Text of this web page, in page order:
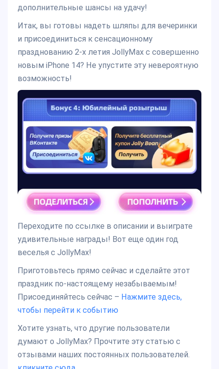
дополнительные шансы на удачу!
Итак, вы готовы надеть шляпы для вечеринки
и присоединиться к сенсационному
празднованию 2-х летия JollyMax с совершенно
новым iPhone 14? Не упустите эту невероятную
возможность!
Переходите по ссылке в описании и выиграте
удивительные награды! Вот еще один год
веселья с JollyMax!
Приготовьтесь прямо сейчас и сделайте этот
праздник по-настоящему незабываемым!
Присоединяйтесь сейчас – Нажмите здесь,
чтобы перейти к событию
Хотите узнать, что другие пользователи
думают о JollyMax? Прочтите эту статью с
отзывами наших постоянных пользователей.